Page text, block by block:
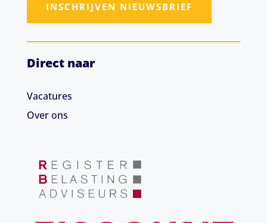
INSCHRIJVEN NIEUWSBRIEF
Direct naar
Vacatures
Over ons